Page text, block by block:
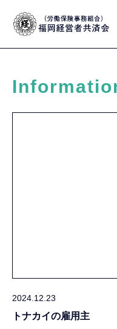
2024.12.23
トナカイの雇用主